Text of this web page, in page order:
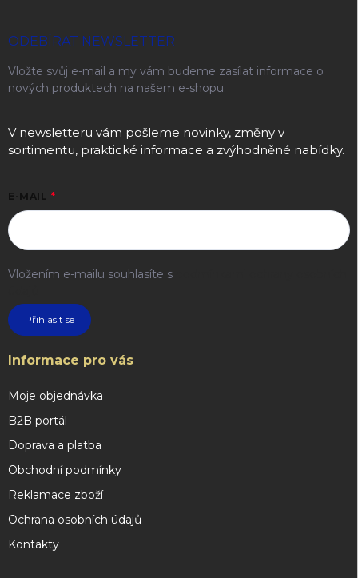
ODEBÍRAT NEWSLETTER
Vložte svůj e-mail a my vám budeme zasílat informace o
nových produktech na našem e-shopu.
V newsletteru vám pošleme novinky, změny v
sortimentu, praktické informace a zvýhodněné nabídky.
E-MAIL
Vložením e-mailu souhlasíte s
Přihlásit se
Informace pro vás
Moje objednávka
B2B portál
Doprava a platba
Obchodní podmínky
Reklamace zboží
Ochrana osobních údajů
Kontakty